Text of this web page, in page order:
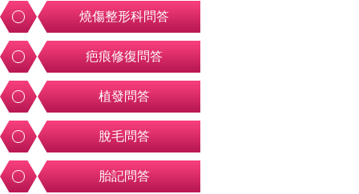
燒傷整形科問答
疤痕修復問答
植發問答
脫毛問答
胎記問答